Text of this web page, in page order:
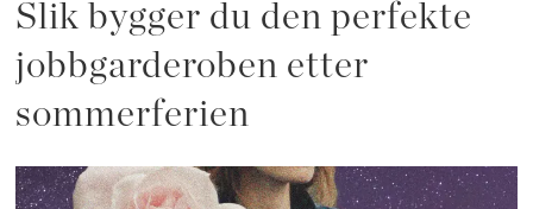
Slik bygger du den perfekte
jobbgarderoben etter
sommerferien